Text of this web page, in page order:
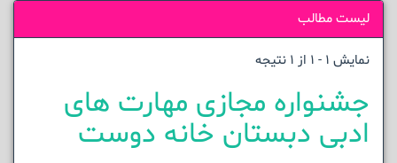
لیست مطالب
نمایش 1 - 1 از 1 نتیجه
جشنواره مجازی مهارت های
ادبی دبستان خانه دوست